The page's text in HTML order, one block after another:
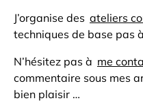
J’organise des ateliers
techniques de base pas
N’hésitez pas à me
commentaire sous mes
bien plaisir …